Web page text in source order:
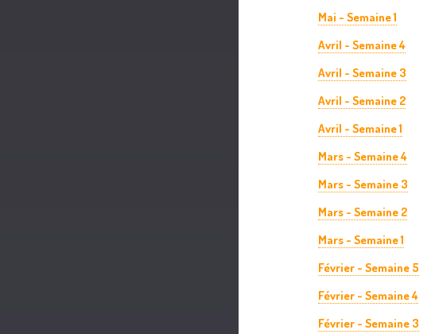
Mai - Semaine 1
Avril - Semaine 4
Avril - Semaine 3
Avril - Semaine 2
Avril - Semaine 1
Mars - Semaine 4
Mars - Semaine 3
Mars - Semaine 2
Mars - Semaine 1
Février - Semaine 5
Février - Semaine 4
Février - Semaine 3